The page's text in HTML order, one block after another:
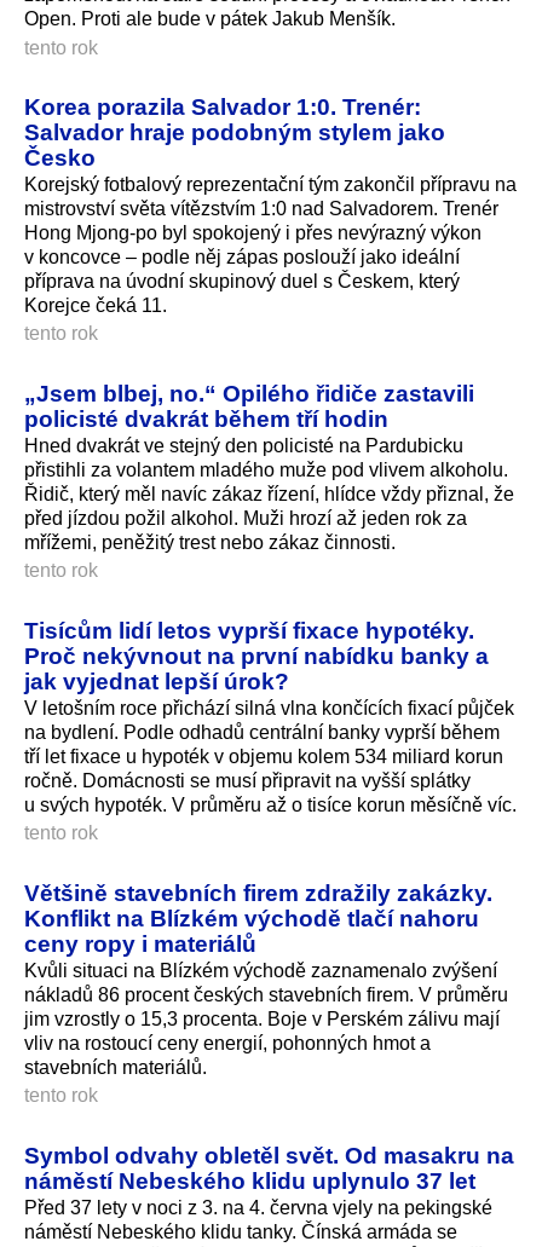
Open. Proti ale bude v pátek Jakub Menšík.
tento rok
Korea porazila Salvador 1:0. Trenér:
Salvador hraje podobným stylem jako
Česko
Korejský fotbalový reprezentační tým zakončil přípravu na
mistrovství světa vítězstvím 1:0 nad Salvadorem. Trenér
Hong Mjong-po byl spokojený i přes nevýrazný výkon
v koncovce – podle něj zápas poslouží jako ideální
příprava na úvodní skupinový duel s Českem, který
Korejce čeká 11.
tento rok
„Jsem blbej, no.“ Opilého řidiče zastavili
policisté dvakrát během tří hodin
Hned dvakrát ve stejný den policisté na Pardubicku
přistihli za volantem mladého muže pod vlivem alkoholu.
Řidič, který měl navíc zákaz řízení, hlídce vždy přiznal, že
před jízdou požil alkohol. Muži hrozí až jeden rok za
mřížemi, peněžitý trest nebo zákaz činnosti.
tento rok
Tisícům lidí letos vyprší fixace hypotéky.
Proč nekývnout na první nabídku banky a
jak vyjednat lepší úrok?
V letošním roce přichází silná vlna končících fixací půjček
na bydlení. Podle odhadů centrální banky vyprší během
tří let fixace u hypoték v objemu kolem 534 miliard korun
ročně. Domácnosti se musí připravit na vyšší splátky
u svých hypoték. V průměru až o tisíce korun měsíčně víc.
tento rok
Většině stavebních firem zdražily zakázky.
Konflikt na Blízkém východě tlačí nahoru
ceny ropy i materiálů
Kvůli situaci na Blízkém východě zaznamenalo zvýšení
nákladů 86 procent českých stavebních firem. V průměru
jim vzrostly o 15,3 procenta. Boje v Perském zálivu mají
vliv na rostoucí ceny energií, pohonných hmot a
stavebních materiálů.
tento rok
Symbol odvahy obletěl svět. Od masakru na
náměstí Nebeského klidu uplynulo 37 let
Před 37 lety v noci z 3. na 4. června vjely na pekingské
náměstí Nebeského klidu tanky. Čínská armáda se